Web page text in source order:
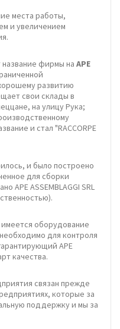
места работы,
и увеличением
название фирмы на APE
развитию
свои склады в
на улицу Рука;
и стал "RACCORPE
и было построено
для сборки
APE ASSEMBLAGGI SRL
оборудование
для контроля
APE
качества.
связан прежде
которые за
поддержку и мы за